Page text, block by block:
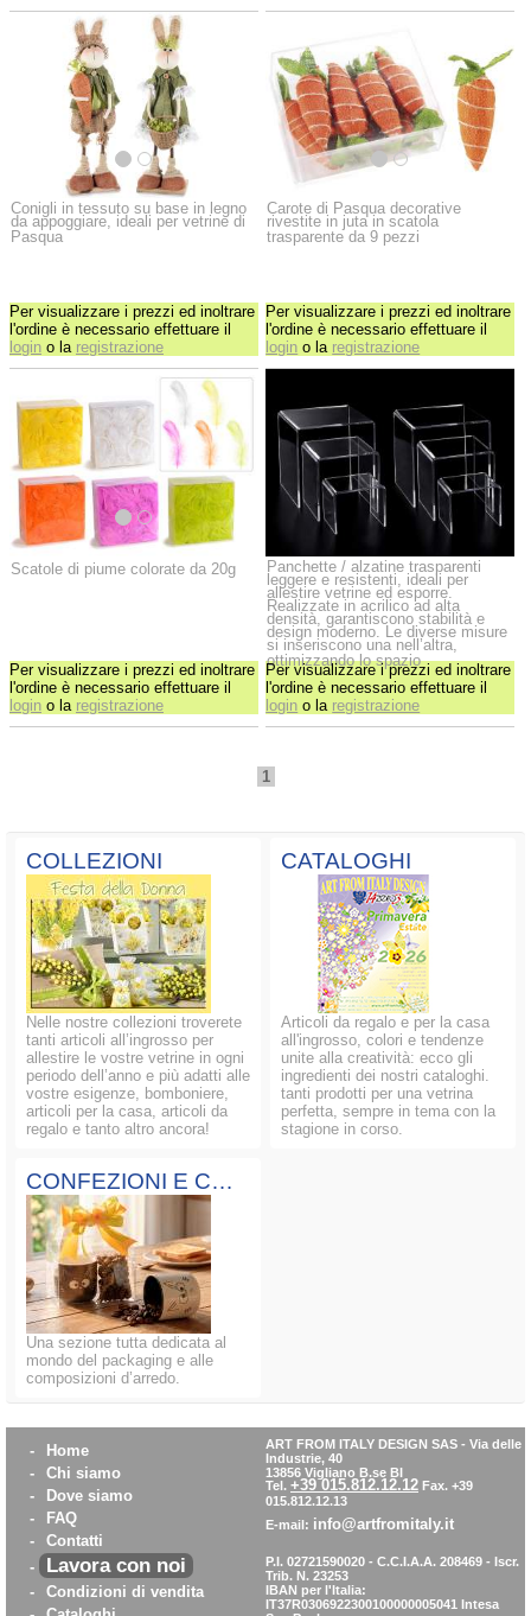
Conigli in tessuto su base in legno
da appoggiare, ideali per vetrine di
Pasqua
Per visualizzare i prezzi ed inoltrare
l'ordine è necessario effettuare il
login o la registrazione
Carote di Pasqua decorative
rivestite in juta in scatola
trasparente da 9 pezzi
Per visualizzare i prezzi ed inoltrare
l'ordine è necessario effettuare il
login o la registrazione
Scatole di piume colorate da 20g
Per visualizzare i prezzi ed inoltrare
l'ordine è necessario effettuare il
login o la registrazione
Panchette / alzatine trasparenti
leggere e resistenti, ideali per
allestire vetrine ed esporre.
Realizzate in acrilico ad alta
densità, garantiscono stabilità e
design moderno. Le diverse misure
si inseriscono una nell’altra,
ottimizzando lo spazio
Per visualizzare i prezzi ed inoltrare
l'ordine è necessario effettuare il
login o la registrazione
1
COLLEZIONI
Nelle nostre collezioni troverete
tanti articoli all’ingrosso per
allestire le vostre vetrine in ogni
periodo dell’anno e più adatti alle
vostre esigenze, bomboniere,
articoli per la casa, articoli da
regalo e tanto altro ancora!
CATALOGHI
Articoli da regalo e per la casa
all'ingrosso, colori e tendenze
unite alla creatività: ecco gli
ingredienti dei nostri cataloghi.
tanti prodotti per una vetrina
perfetta, sempre in tema con la
stagione in corso.
CONFEZIONI E COMPOSIZIONI
Una sezione tutta dedicata al
mondo del packaging e alle
composizioni d’arredo.
-
Home
-
Chi siamo
-
Dove siamo
-
FAQ
-
Contatti
-
Lavora con noi
-
Condizioni di vendita
ART FROM ITALY DESIGN SAS - Via delle
Industrie, 40
13856 Vigliano B.se BI
Tel. +39 015.812.12.12 Fax. +39
015.812.12.13
E-mail: info@artfromitaly.it
P.I. 02721590020 - C.C.I.A.A. 208469 - Iscr.
Trib. N. 23253
IBAN per l'Italia:
IT37R0306922300100000005041 Intesa